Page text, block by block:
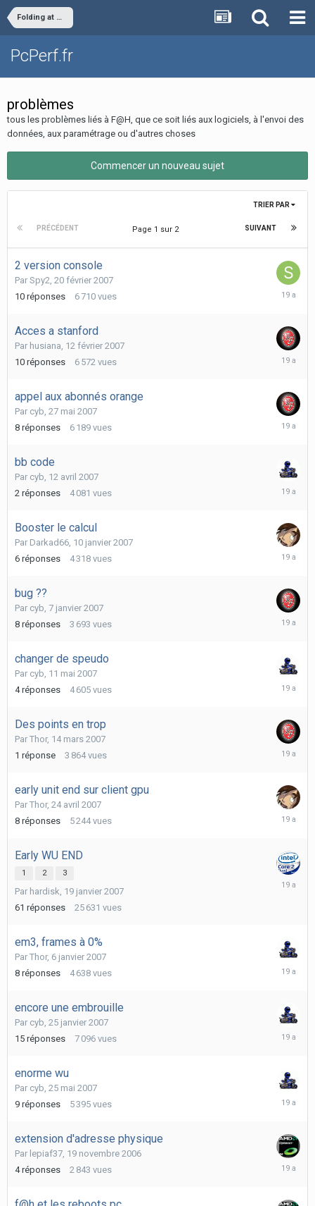
Folding at Home
PcPerf.fr
problèmes
tous les problèmes liés à F@H, que ce soit liés aux logiciels, à l'envoi des
données, aux paramétrage ou d'autres choses
Commencer un nouveau sujet
TRIER PAR
PRÉCÉDENT SUIVANT
Page 1 sur 2
2 version console
Par Spy2, 20 février 2007
10 réponses 6 710 vues
26
Acces a stanford
Par husiana, 12 février 2007
10 réponses 6 572 vues
10
appel aux abonnés orange
Par cyb, 27 mai 2007
8 réponses 6 189 vues
27
bb code
Par cyb, 12 avril 2007
2 réponses 4 081 vues
12
Booster le calcul
Par Darkad66, 10 janvier 2007
6 réponses 4 318 vues
10
bug ??
Par cyb, 7 janvier 2007
8 réponses 3 693 vues
changer de speudo
Par cyb, 11 mai 2007
4 réponses 4 605 vues
12
Des points en trop
Par Thor, 14 mars 2007
1 réponse 3 864 vues
14
early unit end sur client gpu
Par Thor, 24 avril 2007
8 réponses 5 244 vues
Early WU END
1 2 3
Par hardisk, 19 janvier 2007
61 réponses 25 631 vues
em3, frames à 0%
Par Thor, 6 janvier 2007
8 réponses 4 638 vues
encore une embrouille
Par cyb, 25 janvier 2007
15 réponses 7 096 vues
27
enorme wu
Par cyb, 25 mai 2007
9 réponses 5 395 vues
26
extension d'adresse physique
Par lepiaf37, 19 novembre 2006
4 réponses 2 843 vues
19